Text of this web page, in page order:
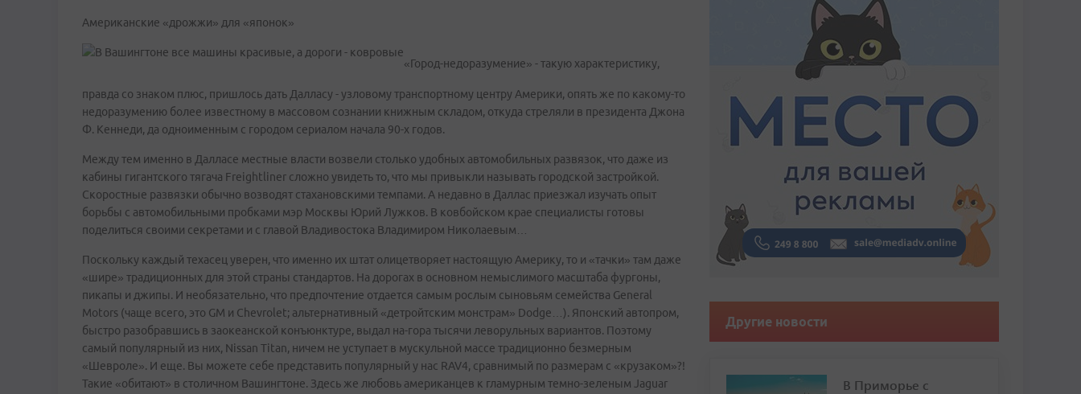
Американские «дрожжи» для «японок»
«Город-недоразумение» - такую характеристику,
правда со знаком плюс, пришлось дать Далласу - узловому транспортному центру Америки, опять же по какому-то
недоразумению более известному в массовом сознании книжным складом, откуда стреляли в президента Джона
Ф. Кеннеди, да одноименным с городом сериалом начала 90-х годов.
Между тем именно в Далласе местные власти возвели столько удобных автомобильных развязок, что даже из
кабины гигантского тягача Freightliner сложно увидеть то, что мы привыкли называть городской застройкой.
Скоростные развязки обычно возводят стахановскими темпами. А недавно в Даллас приезжал изучать опыт
борьбы с автомобильными пробками мэр Москвы Юрий Лужков. В ковбойском крае специалисты готовы
поделиться своими секретами и с главой Владивостока Владимиром Николаевым…
Поскольку каждый техасец уверен, что именно их штат олицетворяет настоящую Америку, то и «тачки» там даже
«шире» традиционных для этой страны стандартов. На дорогах в основном немыслимого масштаба фургоны,
пикапы и джипы. И необязательно, что предпочтение отдается самым рослым сыновьям семейства Genеral
Motors (чаще всего, это GM и Chevrolet; альтернативный «детройтским монстрам» Dodge…). Японский автопром,
быстро разобравшись в заокеанской конъюнктуре, выдал на-гора тысячи леворульных вариантов. Поэтому
самый популярный из них, Nissan Titan, ничем не уступает в мускульной массе традиционно безмерным
«Шевроле». И еще. Вы можете себе представить популярный у нас RAV4, сравнимый по размерам с «крузаком»?!
Такие «обитают» в столичном Вашингтоне. Здесь же любовь американцев к гламурным темно-зеленым Jaguar
Другие новости
В Приморье с